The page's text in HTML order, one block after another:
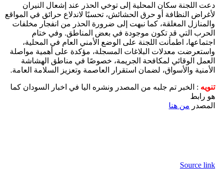
دعت اللجنة سكان المحلية إلى توخي الحذر عند إشعال النيران
لأغراض النظافة أو حرق الحشائش، تحسبًا لاندلاع حرائق في المواقع
والمنازل المغلقة، كما نبهت إلى ضرورة الحذر من انفجار مخلفات
الحرب التي قد تكون موجودة في بعض المناطق. وفي ختام
اجتماعها، اطمأنت اللجنة على الوضع الأمني العام في المحلية،
واستعرضت معدلات البلاغات المسجلة، مؤكدة على أهمية مواصلة
العمل الوقائي لمكافحة الجريمة، خصوصًا في مناطق الهشاشة
الأمنية والأسواق، لضمان استقرار العاصمة وتعزيز السلامة العامة.
تنويه : الخبر تم جلبه من المصدر ونشره اليا في اخبار السودان كما
هو رابط
المصدر من هنا
Source link